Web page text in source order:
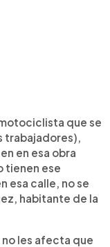
que se
trabajadores),
en esa obra
tienen ese
esa calle, no se
habitante de la
les afecta que